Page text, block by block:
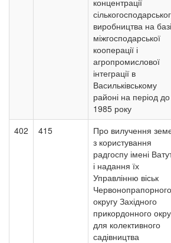
концентрації
виробництва на базі
міжгосподарської
кооперації і
агропромислової
інтеграції в
Васильківському
районі на період до
1985 року
402 415
Про вилучення
з користування
радгоспу імені
і надання їх
Управлінню віськ
Червонопрапорного
округу Західного
прикордонного
для колективного
садівництва